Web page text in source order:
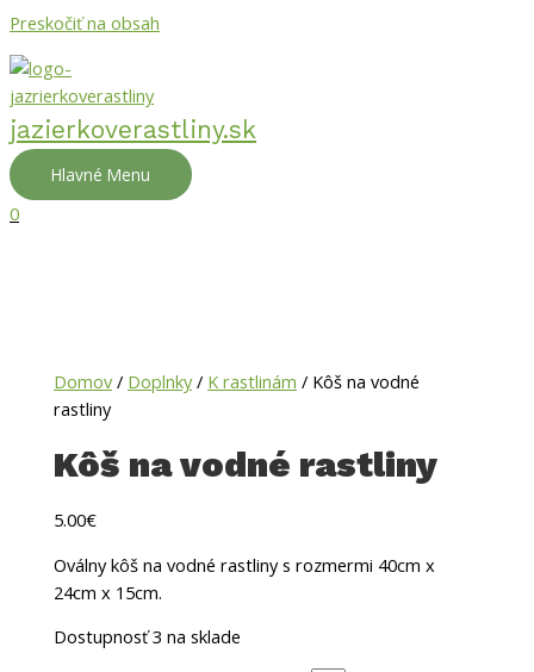
Preskočiť na obsah
jazierkoverastliny.sk
Hlavné Menu
0
Domov / Doplnky/ K rastlinám / Kôš na vodné
rastliny
Kôš na vodné rastliny
5.00€
Oválny kôš na vodné rastliny s rozmermi 40cm x
24cm x 15cm.
Dostupnosť 3 na sklade